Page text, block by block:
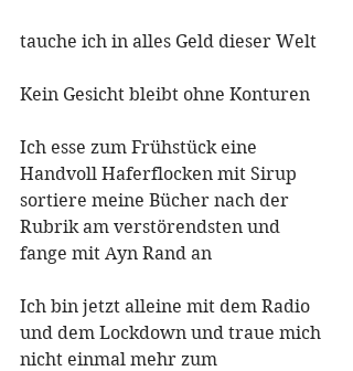
tauche ich in alles Geld dieser Welt
Kein Gesicht bleibt ohne Konturen
Ich esse zum Frühstück eine
Handvoll Haferflocken mit Sirup
sortiere meine Bücher nach der
Rubrik am verstörendsten und
fange mit Ayn Rand an
Ich bin jetzt alleine mit dem Radio
und dem Lockdown und traue mich
nicht einmal mehr zum